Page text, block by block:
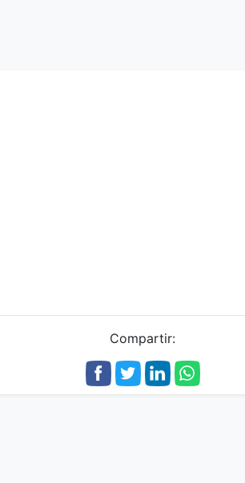
Compartir: